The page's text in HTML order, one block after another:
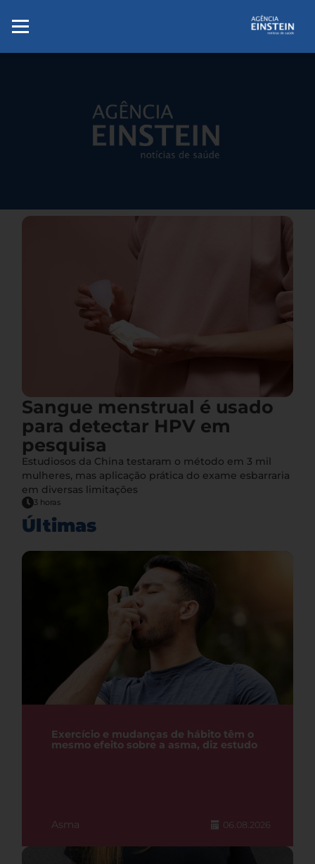
Sangue menstrual é usado
para detectar HPV em
pesquisa
Estudiosos da China testaram o método em 3 mil
mulheres, mas aplicação prática do exame esbarraria
em diversas limitações
3 horas
Últimas
Exercício e mudanças de hábito têm o
mesmo efeito sobre a asma, diz estudo
Asma 06.08.2026